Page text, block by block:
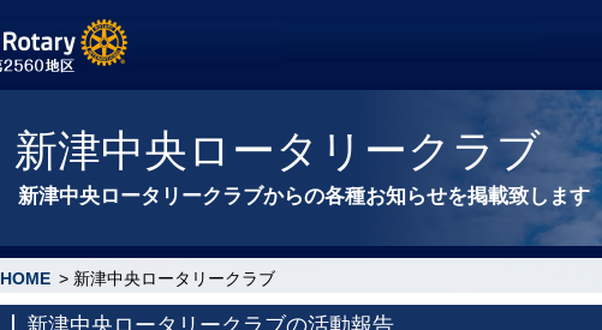
新津中央ロータリークラブ
新津中央ロータリークラブからの各種お知らせを掲載致します
HOME > 新津中央ロータリークラブ
新津中央ロータリークラブの活動報告